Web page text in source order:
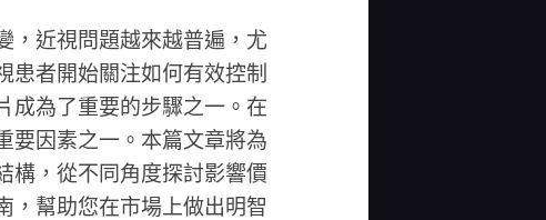
，近視問題越來越普遍，尤
患者開始關注如何有效控制
成為了重要的步驟之一。在
要因素之一。本篇文章將為
構，從不同角度探討影響價
，幫助您在市場上做出明智